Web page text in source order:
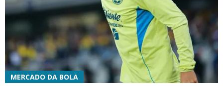
MERCADO DA BOLA